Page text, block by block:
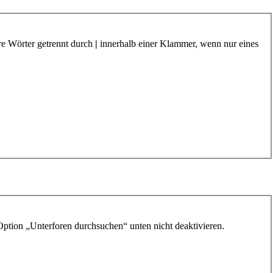
Wörter getrennt durch | innerhalb einer Klammer, wenn nur eines
„Unterforen durchsuchen“ unten nicht deaktivieren.